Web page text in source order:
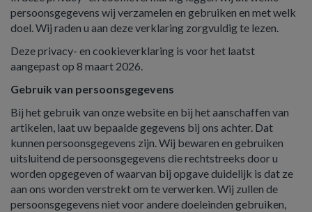
persoonsgegevens wij verzamelen en gebruiken en met welk
doel. Wij raden u aan deze verklaring zorgvuldig te lezen.
Deze privacy- en cookieverklaring is voor het laatst
aangepast op 8 maart 2026.
Gebruik van persoonsgegevens
Bij het gebruik van onze website en bij het aanschaffen van
artikelen, laat uw bepaalde gegevens bij ons achter. Dat
kunnen persoonsgegevens zijn. Wij bewaren en gebruiken
uitsluitend de persoonsgegevens die rechtstreeks door u
worden opgegeven of waarvan bij opgave duidelijk is dat ze
aan ons worden verstrekt om te verwerken. Wij zullen de
persoonsgegevens niet voor andere doeleinden gebruiken,